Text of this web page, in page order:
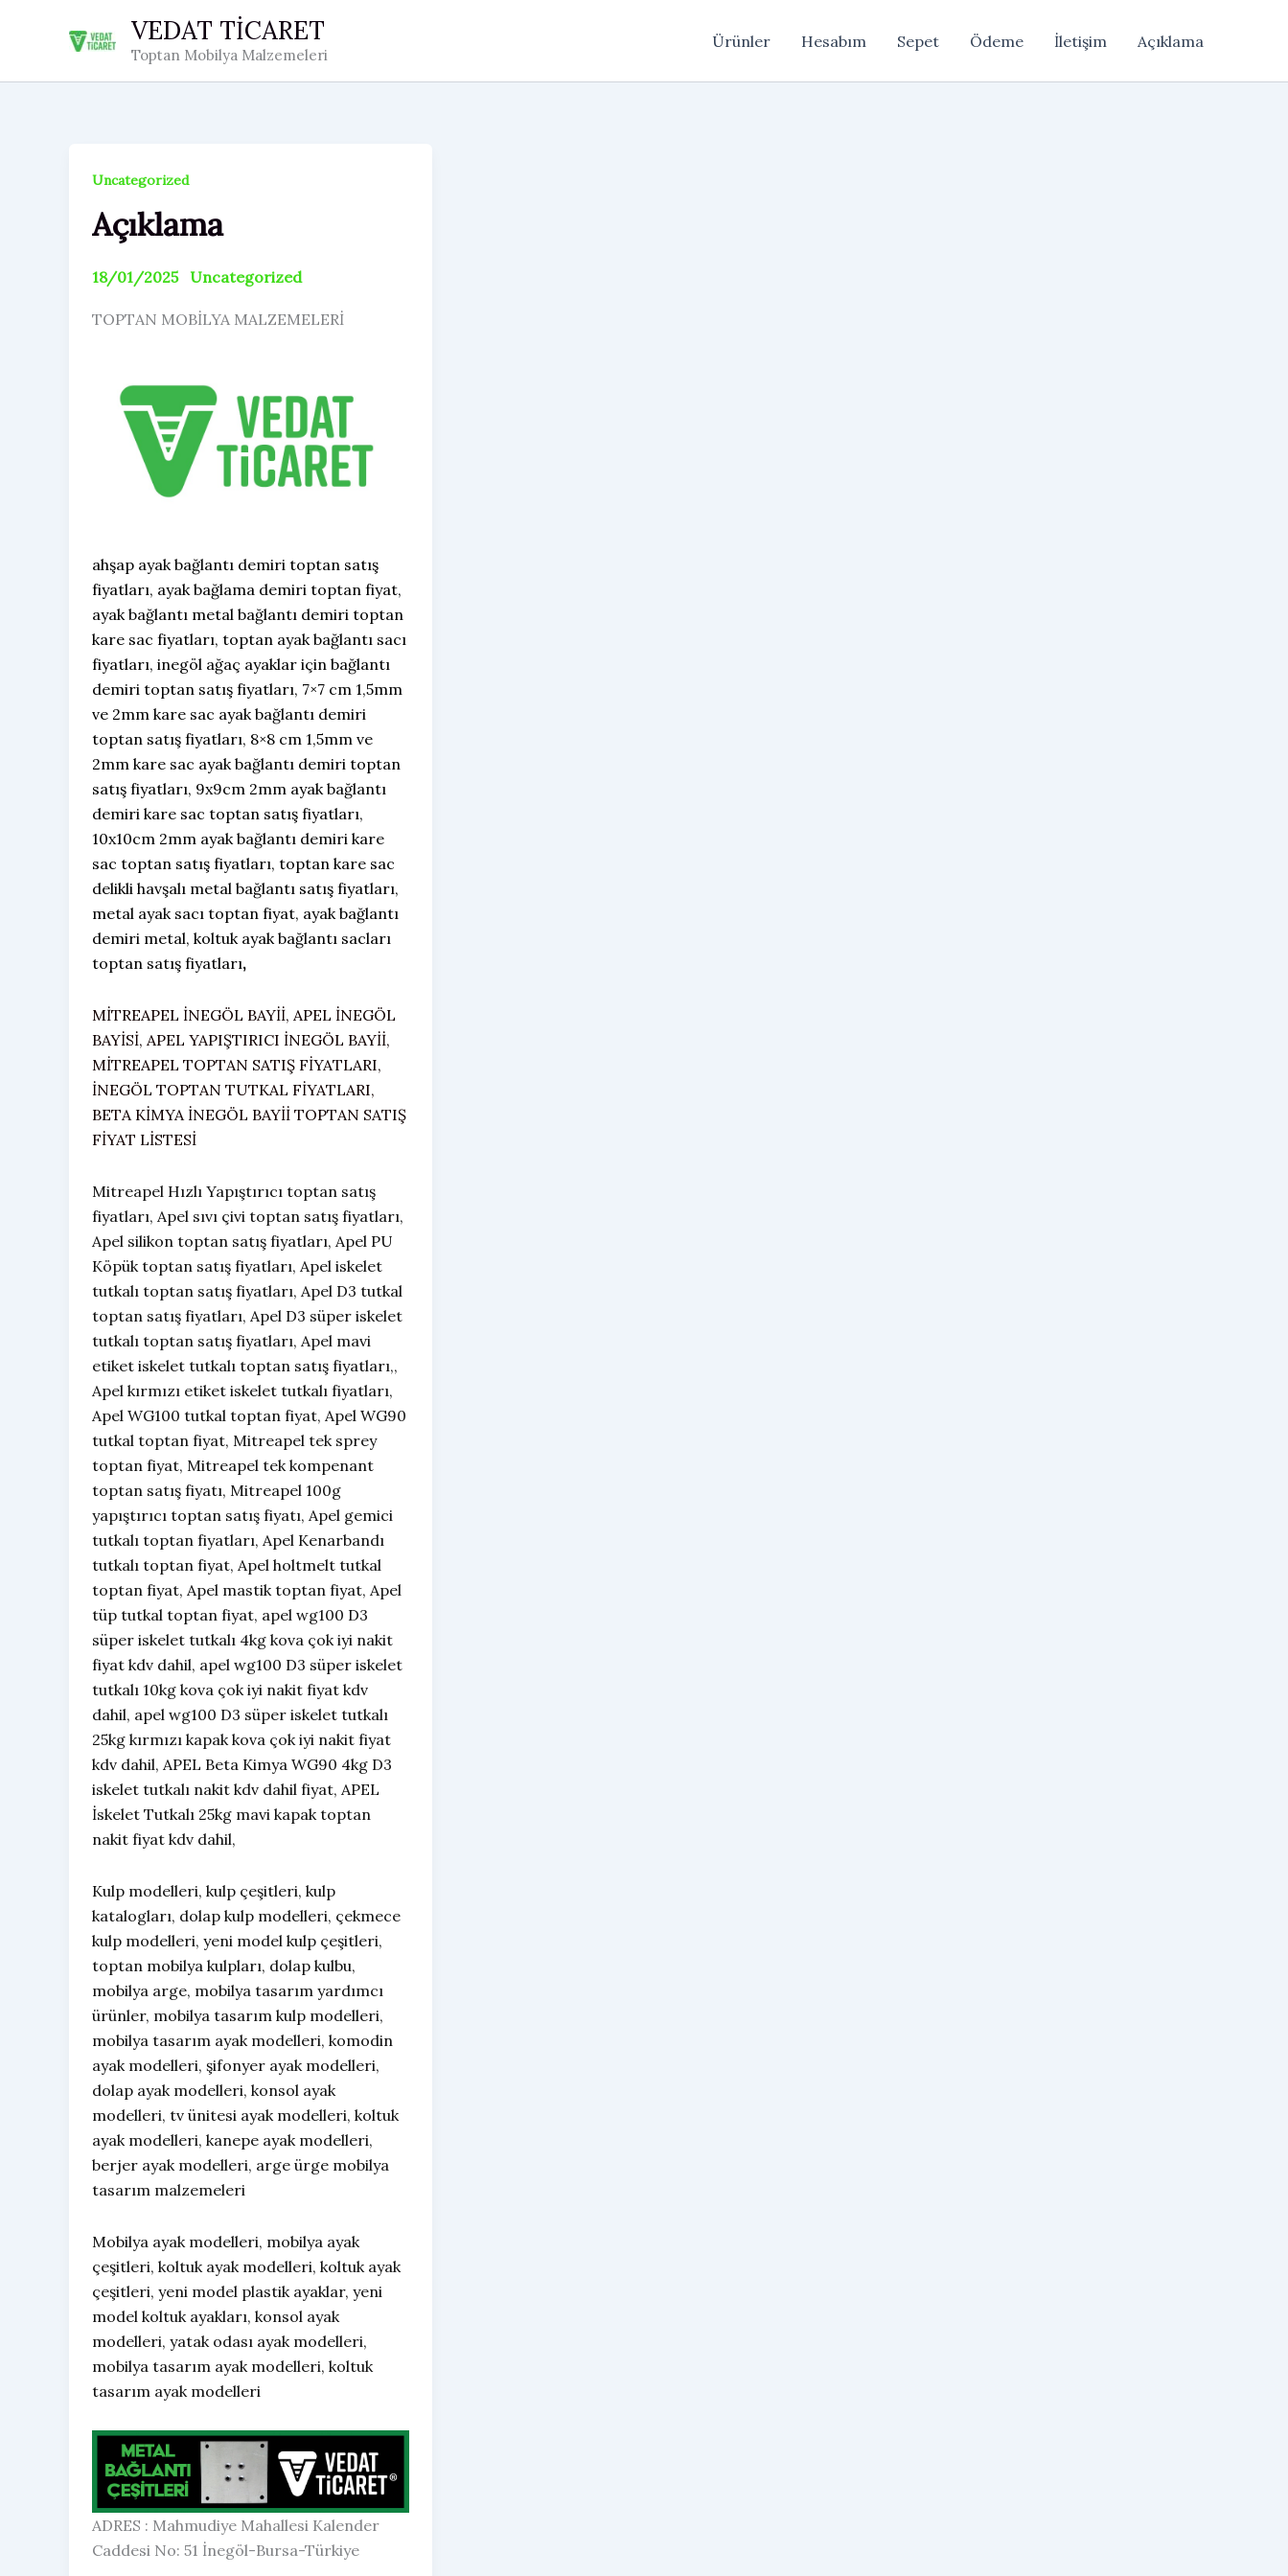
VEDAT TİCARET
Toptan Mobilya Malzemeleri
Ürünler Hesabım Sepet Ödeme İletişim Açıklama
Uncategorized
Açıklama
18/01/2025 Uncategorized
TOPTAN MOBİLYA MALZEMELERİ
ahşap ayak bağlantı demiri toptan satış
fiyatları, ayak bağlama demiri toptan fiyat,
ayak bağlantı metal bağlantı demiri toptan
kare sac fiyatları, toptan ayak bağlantı sacı
fiyatları, inegöl ağaç ayaklar için bağlantı
demiri toptan satış fiyatları, 7×7 cm 1,5mm
ve 2mm kare sac ayak bağlantı demiri
toptan satış fiyatları, 8×8 cm 1,5mm ve
2mm kare sac ayak bağlantı demiri toptan
satış fiyatları, 9x9cm 2mm ayak bağlantı
demiri kare sac toptan satış fiyatları,
10x10cm 2mm ayak bağlantı demiri kare
sac toptan satış fiyatları, toptan kare sac
delikli havşalı metal bağlantı satış fiyatları,
metal ayak sacı toptan fiyat, ayak bağlantı
demiri metal, koltuk ayak bağlantı sacları
toptan satış fiyatları,
MİTREAPEL İNEGÖL BAYİİ, APEL İNEGÖL
BAYİSİ, APEL YAPIŞTIRICI İNEGÖL BAYİİ,
MİTREAPEL TOPTAN SATIŞ FİYATLARI,
İNEGÖL TOPTAN TUTKAL FİYATLARI,
BETA KİMYA İNEGÖL BAYİİ TOPTAN SATIŞ
FİYAT LİSTESİ
Mitreapel Hızlı Yapıştırıcı toptan satış
fiyatları, Apel sıvı çivi toptan satış fiyatları,
Apel silikon toptan satış fiyatları, Apel PU
Köpük toptan satış fiyatları, Apel iskelet
tutkalı toptan satış fiyatları, Apel D3 tutkal
toptan satış fiyatları, Apel D3 süper iskelet
tutkalı toptan satış fiyatları, Apel mavi
etiket iskelet tutkalı toptan satış fiyatları,,
Apel kırmızı etiket iskelet tutkalı fiyatları,
Apel WG100 tutkal toptan fiyat, Apel WG90
tutkal toptan fiyat, Mitreapel tek sprey
toptan fiyat, Mitreapel tek kompenant
toptan satış fiyatı, Mitreapel 100g
yapıştırıcı toptan satış fiyatı, Apel gemici
tutkalı toptan fiyatları, Apel Kenarbandı
tutkalı toptan fiyat, Apel holtmelt tutkal
toptan fiyat, Apel mastik toptan fiyat, Apel
tüp tutkal toptan fiyat, apel wg100 D3
süper iskelet tutkalı 4kg kova çok iyi nakit
fiyat kdv dahil, apel wg100 D3 süper iskelet
tutkalı 10kg kova çok iyi nakit fiyat kdv
dahil, apel wg100 D3 süper iskelet tutkalı
25kg kırmızı kapak kova çok iyi nakit fiyat
kdv dahil, APEL Beta Kimya WG90 4kg D3
iskelet tutkalı nakit kdv dahil fiyat, APEL
İskelet Tutkalı 25kg mavi kapak toptan
nakit fiyat kdv dahil,
Kulp modelleri, kulp çeşitleri, kulp
katalogları, dolap kulp modelleri, çekmece
kulp modelleri, yeni model kulp çeşitleri,
toptan mobilya kulpları, dolap kulbu,
mobilya arge, mobilya tasarım yardımcı
ürünler, mobilya tasarım kulp modelleri,
mobilya tasarım ayak modelleri, komodin
ayak modelleri, şifonyer ayak modelleri,
dolap ayak modelleri, konsol ayak
modelleri, tv ünitesi ayak modelleri, koltuk
ayak modelleri, kanepe ayak modelleri,
berjer ayak modelleri, arge ürge mobilya
tasarım malzemeleri
Mobilya ayak modelleri, mobilya ayak
çeşitleri, koltuk ayak modelleri, koltuk ayak
çeşitleri, yeni model plastik ayaklar, yeni
model koltuk ayakları, konsol ayak
modelleri, yatak odası ayak modelleri,
mobilya tasarım ayak modelleri, koltuk
tasarım ayak modelleri
ADRES : Mahmudiye Mahallesi Kalender
Caddesi No: 51 İnegöl-Bursa-Türkiye